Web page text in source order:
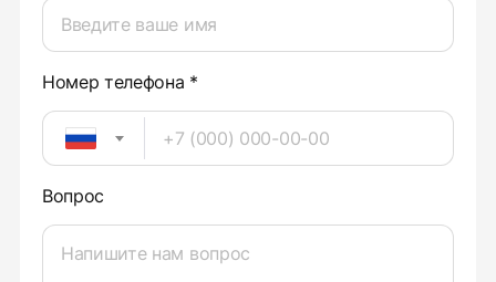
Номер телефона *
Вопрос